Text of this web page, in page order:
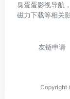
臭蛋蛋影视导航
磁力下载等相关
友链申请
Copyright